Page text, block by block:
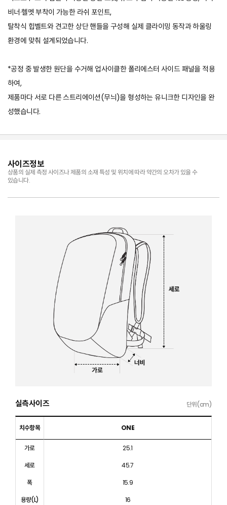
비너·헬멧 부착이 가능한 라쉬 포인트,
탈착식 힙벨트와 견고한 상단 핸들을 구성해 실제 클라이밍 동작과 하울링
환경에 맞춰 설계되었습니다.
*공정 중 발생한 원단을 수거해 업사이클한 폴리에스터 사이드 패널을 적용
하여,
제품마다 서로 다른 스트리에이션(무늬)을 형성하는 유니크한 디자인을 완
성했습니다.
사이즈정보
상품의 실제 측정 사이즈나 제품의 소재 특성 및 위치에 따라 약간의 오차가 있을 수
있습니다.
실측사이즈 단위(cm)
치수항목 ONE
가로
25.1
세로
45.7
폭
15.9
용량(L)
16